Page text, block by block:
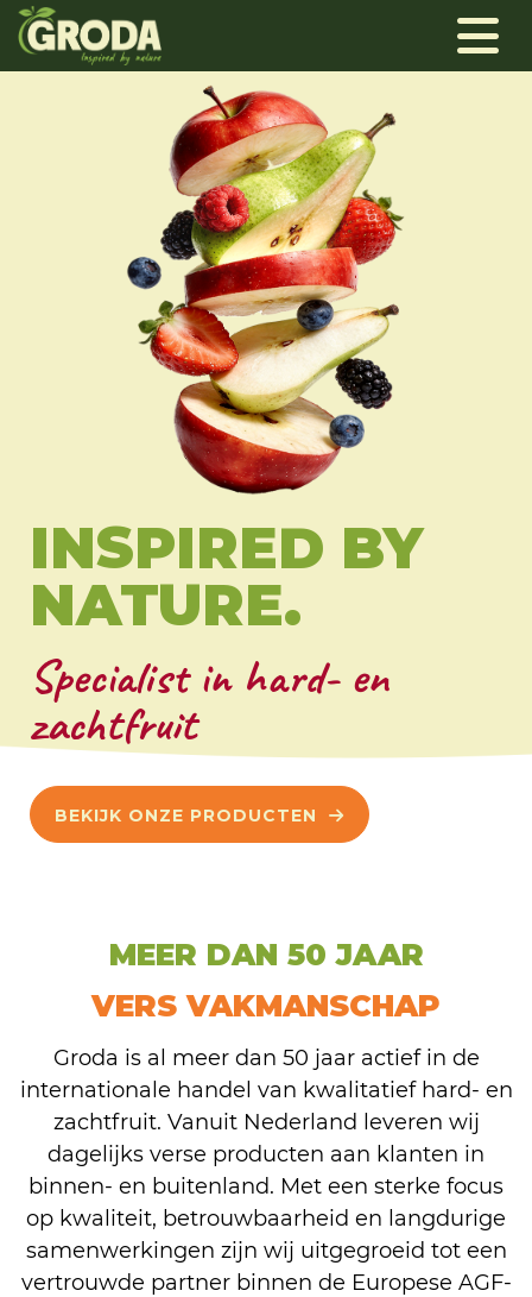
INSPIRED BY
NATURE.
Specialist in hard- en
zachtfruit
BEKIJK ONZE PRODUCTEN
MEER DAN 50 JAAR
VERS VAKMANSCHAP
Groda is al meer dan 50 jaar actief in de
internationale handel van kwalitatief hard- en
zachtfruit. Vanuit Nederland leveren wij
dagelijks verse producten aan klanten in
binnen- en buitenland. Met een sterke focus
op kwaliteit, betrouwbaarheid en langdurige
samenwerkingen zijn wij uitgegroeid tot een
vertrouwde partner binnen de Europese AGF-